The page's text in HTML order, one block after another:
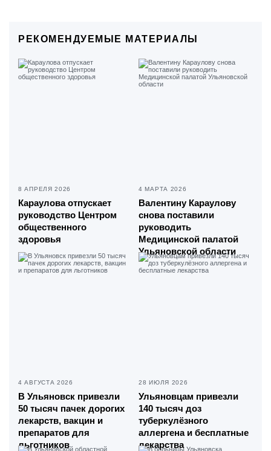
РЕКОМЕНДУЕМЫЕ МАТЕРИАЛЫ
8 АПРЕЛЯ 2026
Караулова отпускает
руководство Центром
общественного
здоровья
4 МАРТА 2026
Валентину Караулову
снова поставили
руководить
Медицинской палатой
Ульяновской области
4 АВГУСТА 2026
В Ульяновск привезли
50 тысяч пачек дорогих
лекарств, вакцин и
препаратов для
льготников
28 ИЮЛЯ 2026
Ульяновцам привезли
140 тысяч доз
туберкулёзного
аллергена и бесплатные
лекарства